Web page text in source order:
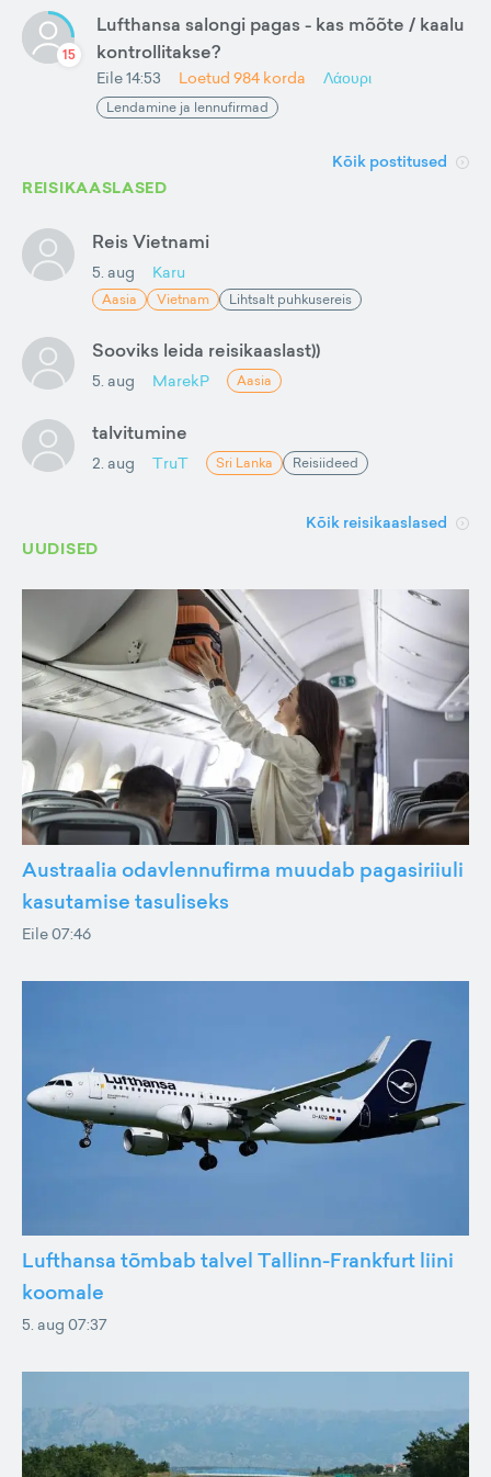
15
Lufthansa salongi pagas - kas mõõte / kaalu
kontrollitakse?
Eile 14:53 Loetud 984 korda Λάουρι
Lendamine ja lennufirmad
Kõik postitused
REISIKAASLASED
Reis Vietnami
5. aug Karu
Aasia Vietnam Lihtsalt puhkusereis
Sooviks leida reisikaaslast))
5. aug MarekP Aasia
talvitumine
2. aug TruT Sri Lanka Reisiideed
Kõik reisikaaslased
UUDISED
Austraalia odavlennufirma muudab pagasiriiuli
kasutamise tasuliseks
Eile 07:46
Lufthansa tõmbab talvel Tallinn-Frankfurt liini
koomale
5. aug 07:37